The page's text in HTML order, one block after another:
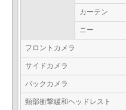
カーテン
ニー
フロントカメラ
サイドカメラ
バックカメラ
頸部衝撃緩和ヘッドレスト